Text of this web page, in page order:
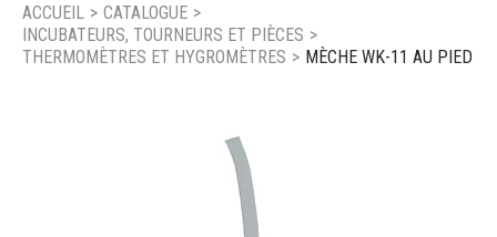
Catalogue de produit
Nouveaux produits
ACCUEIL > CATALOGUE >
INCUBATEURS, TOURNEURS ET PIÈCES >
THERMOMÈTRES ET HYGROMÈTRES > MÈCHE WK-11 AU PIED